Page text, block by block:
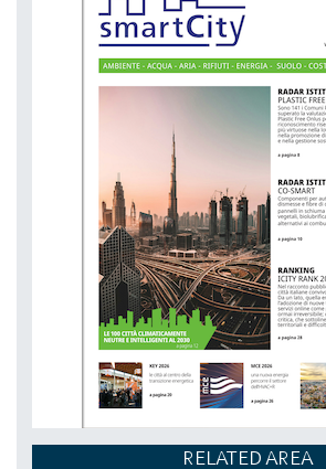
DAL 20-10-2026 AL 22-10-2026,
RELATED AREA